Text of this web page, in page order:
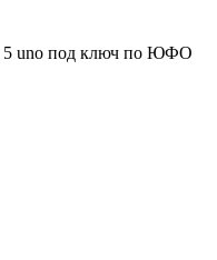
5 uno под ключ по ЮФО